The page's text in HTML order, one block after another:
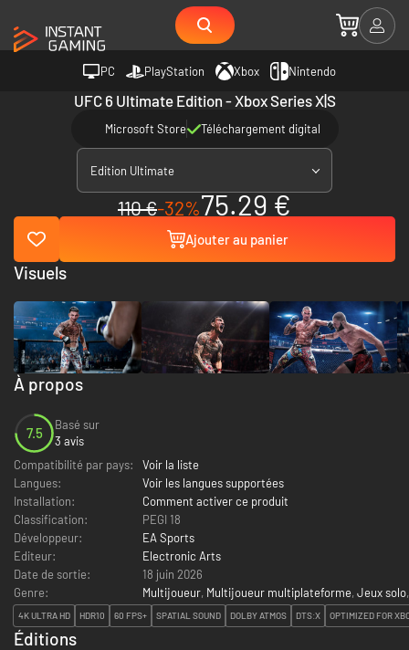
PC PlayStation Xbox Nintendo
UFC 6 Ultimate Edition - Xbox Series X|S
Microsoft Store Téléchargement digital
Edition Ultimate
110 €-32%75.29 €
Ajouter au panier
À propos
7.5
Basé sur
3 avis
Compatibilité par pays:
Voir la liste
Langues:
Voir les langues supportées
Installation:
Comment activer ce produit
Classification:
PEGI 18
Développeur:
EA Sports
Editeur:
Electronic Arts
Date de sortie:
18 juin 2026
Genre:
Multijoueur, Multijoueur multiplateforme, Jeux solo
4K ULTRA HD HDR10 60 FPS+ SPATIAL SOUND DOLBY ATMOS DTS:X OPTIMIZED FOR
Éditions
Visuels